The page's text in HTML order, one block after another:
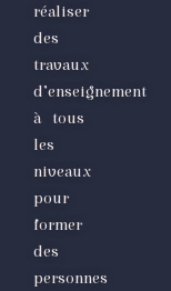
réaliser
des
travaux
d’enseignement
à tous
les
niveaux
pour
former
des
personnes